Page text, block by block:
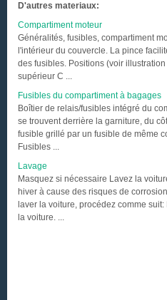
D'autres materiaux:
Compartiment moteur
Généralités, fusibles, compartiment
l'intérieur du couvercle. La pince
des fusibles. Positions (voir
supérieur C ...
Fusibles du compartiment à bagages
Boîtier de relais/fusibles intégré du
se trouvent derrière la garniture, du
fusible grillé par un fusible de même
Fusibles ...
Lavage
Masquez si nécessaire Lavez la
hiver à cause des risques de
laver la voiture, procédez comme
la voiture. ...